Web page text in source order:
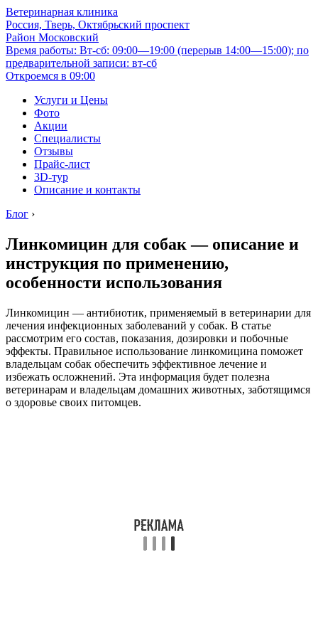
Ветеринарная клиника
Россия, Тверь, Октябрьский проспект
Район Московский
Время работы: Вт-сб: 09:00—19:00 (перерыв 14:00—15:00); по
предварительной записи: вт-сб
Откроемся в 09:00
Услуги и Цены
Фото
Акции
Специалисты
Отзывы
Прайс-лист
3D-тур
Описание и контакты
Блог ›
Линкомицин для собак — описание и
инструкция по применению,
особенности использования
Линкомицин — антибиотик, применяемый в ветеринарии для
лечения инфекционных заболеваний у собак. В статье
рассмотрим его состав, показания, дозировки и побочные
эффекты. Правильное использование линкомицина поможет
владельцам собак обеспечить эффективное лечение и
избежать осложнений. Эта информация будет полезна
ветеринарам и владельцам домашних животных, заботящимся
о здоровье своих питомцев.